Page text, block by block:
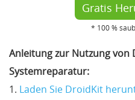
Gratis
* 100 %
Anleitung zur Nutzung von
Systemreparatur:
1. Laden Sie DroidKit